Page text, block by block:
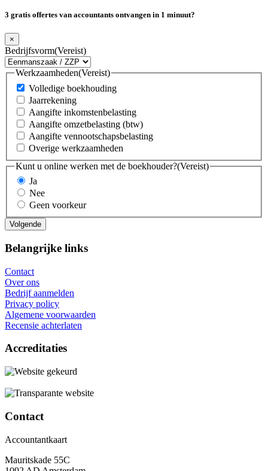
3 gratis offertes van accountants ontvangen in 1 minuut?
×
Bedrijfsvorm(Vereist)
Werkzaamheden(Vereist)
Volledige boekhouding
Jaarrekening
Aangifte inkomstenbelasting
Aangifte omzetbelasting (btw)
Aangifte vennootschapsbelasting
Overige werkzaamheden
Kunt u online werken met de boekhouder?(Vereist)
Ja
Nee
Geen voorkeur
Belangrijke links
Contact
Over ons
Bedrijf aanmelden
Privacy policy
Algemene voorwaarden
Recensie achterlaten
Accreditaties
Contact
Accountantkaart
Mauritskade 55C